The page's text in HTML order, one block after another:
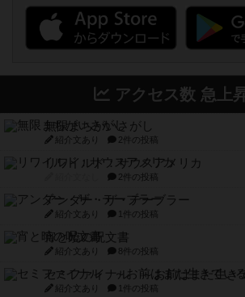
アクセス数 急上
無限まちがいさがし
紹介文あり 2件の投稿
リワイルド：サウスアメリカ
2件の投稿
アンダー・ザ・テーブラー
紹介文あり 1件の投稿
宵と暁の呪文書
紹介文あり 8件の投稿
セミファイナル ～お前はまだ生き
紹介文あり 1件の投稿